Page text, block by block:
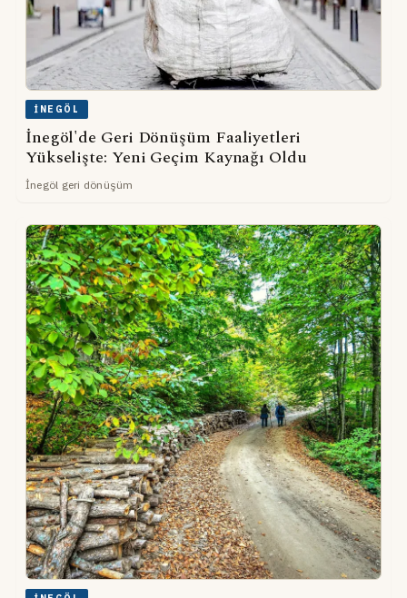
İNEGÖL
İnegöl'de Geri Dönüşüm Faaliyetleri
Yükselişte: Yeni Geçim Kaynağı Oldu
İnegöl geri dönüşüm